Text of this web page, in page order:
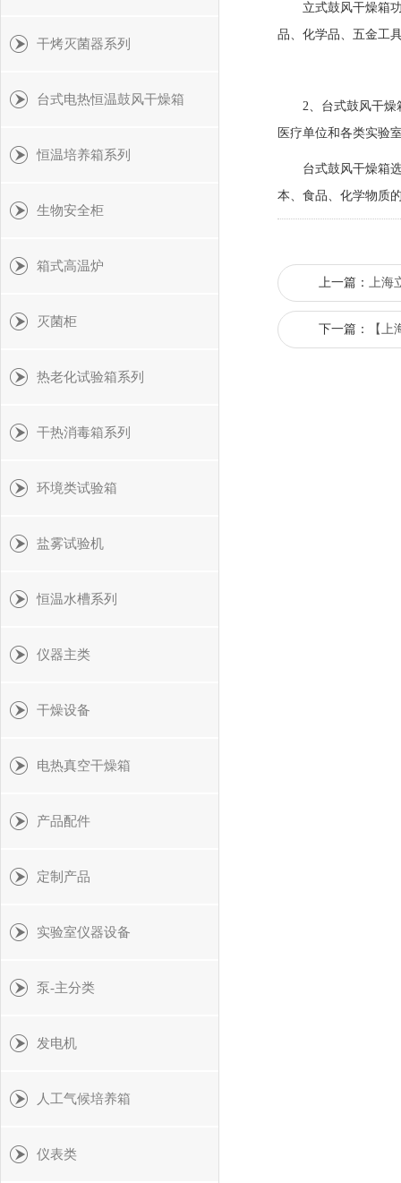
立式鼓风干燥箱功
品、化学品、五金工
2、台式鼓风干燥箱
医疗单位和各类实验
台式鼓风干燥箱选
本、食品、化学物质
上一篇： 上海
下一篇： 【
干烤灭菌器系列
台式电热恒温鼓风干燥箱
恒温培养箱系列
生物安全柜
箱式高温炉
灭菌柜
热老化试验箱系列
干热消毒箱系列
环境类试验箱
盐雾试验机
恒温水槽系列
仪器主类
干燥设备
电热真空干燥箱
产品配件
定制产品
实验室仪器设备
泵-主分类
发电机
人工气候培养箱
仪表类